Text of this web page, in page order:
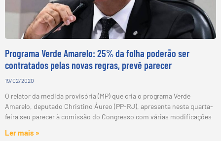
Programa Verde Amarelo: 25% da folha poderão ser
contratados pelas novas regras, prevê parecer
19/02/2020
O relator da medida provisória (MP) que cria o programa Verde
Amarelo, deputado Christino Áureo (PP-RJ), apresenta nesta quarta-
feira seu parecer à comissão do Congresso com várias modificações
Ler mais »